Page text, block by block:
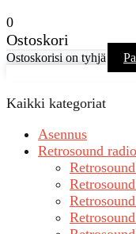
0
Ostoskori
Ostoskorisi on tyhjä
Kaikki kategoriat
Asennus
Retrosound